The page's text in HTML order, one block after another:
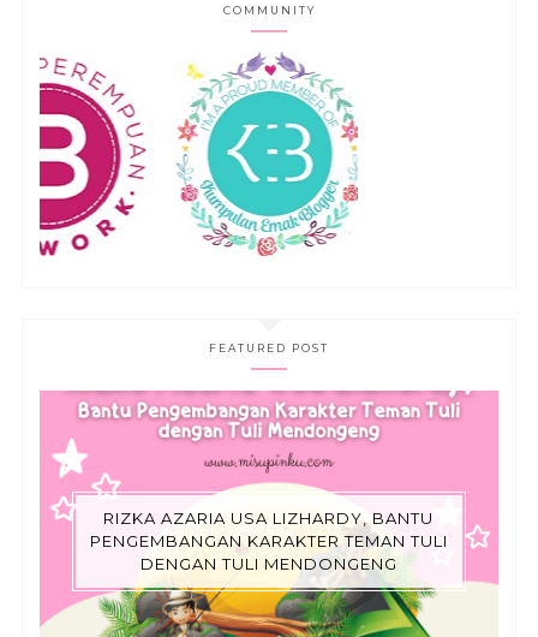
COMMUNITY
FEATURED POST
RIZKA AZARIA USA LIZHARDY, BANTU
PENGEMBANGAN KARAKTER TEMAN TULI
DENGAN TULI MENDONGENG